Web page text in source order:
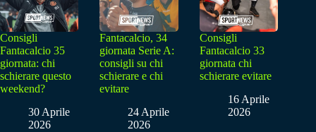
Consigli
Fantacalcio 35
giornata: chi
schierare questo
weekend?
30 Aprile
2026
Fantacalcio, 34
giornata Serie A:
consigli su chi
schierare e chi
evitare
24 Aprile
2026
Consigli
Fantacalcio 33
giornata chi
schierare evitare
16 Aprile
2026